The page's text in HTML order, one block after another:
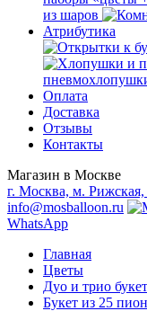
из шаров
Атрибутика
Оплата
Доставка
Отзывы
Контакты
Магазин в Москве
г. Москва, м.
info@mosballoon.ru
WhatsApp
Главная
Цветы
Дуо и трио
Букет из 25